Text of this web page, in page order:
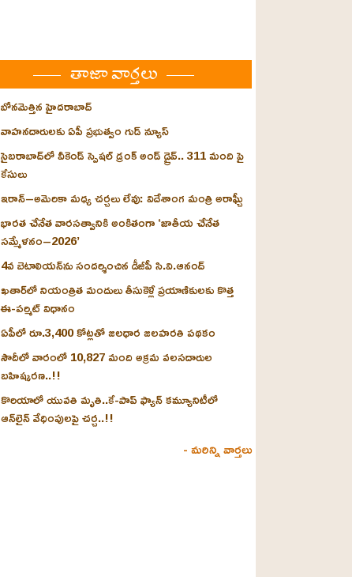
తాజా వార్తలు
బోనమెత్తిన హైదరాబాద్
వాహనదారులకు ఏపీ ప్రభుత్వం గుడ్ న్యూస్
సైబరాబాద్‌లో వీకెండ్ స్పెషల్ డ్రంక్‌ అండ్‌ డ్రైవ్‌.. 311 మంది పై
కేసులు
ఇరాన్‌–అమెరికా మధ్య చర్చలు లేవు: విదేశాంగ మంత్రి అరాఘ్చీ
భారత చేనేత వారసత్వానికి అంకితంగా ‘జాతీయ చేనేత
సమ్మేళనం–2026’
4వ బెటాలియన్‌ను సందర్శించిన డీజీపీ సి.వి.ఆనంద్
ఖతార్‌లో నియంత్రిత మందులు తీసుకెళ్లే ప్రయాణికులకు కొత్త
ఈ-పర్మిట్ విధానం
ఏపీలో రూ.3,400 కోట్లతో జలధార జలహరతి పథకం
సౌదీలో వారంలో 10,827 మంది అక్రమ వలసదారుల
బహిష్కరణ..!!
కొరియాలో యువతి మృతి..కే-పాప్ ఫ్యాన్‌ కమ్యూనిటీలో
ఆన్‌లైన్ వేధింపులపై చర్చ..!!
- మరిన్ని వార్తలు